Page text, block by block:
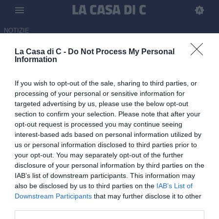
La Casa di C - Do Not Process My Personal
Information
If you wish to opt-out of the sale, sharing to third parties, or
processing of your personal or sensitive information for
targeted advertising by us, please use the below opt-out
section to confirm your selection. Please note that after your
opt-out request is processed you may continue seeing
interest-based ads based on personal information utilized by
us or personal information disclosed to third parties prior to
your opt-out. You may separately opt-out of the further
disclosure of your personal information by third parties on the
IAB’s list of downstream participants. This information may
also be disclosed by us to third parties on the IAB’s List of
Downstream Participants that may further disclose it to other
NOTIZIE
Potenza-De Giorgio, fissato
per il rinnovo
27.05.2026 13:15 di Redazione
I lucani cominciano a programmare il futuro: fissato nelle prossime
ore un incontro con De Giorgio, sul tavolo anche il rinnovo di